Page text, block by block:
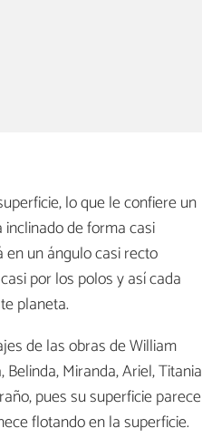
lo que le confiere un
de forma casi
en un ángulo casi recto
por los polos y así cada
planeta.
de las obras de William
Miranda, Ariel, Titania
pues su superficie parece
flotando en la superficie.